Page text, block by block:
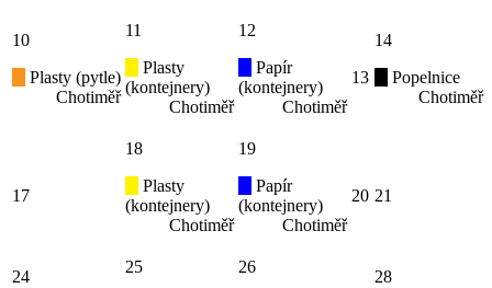
10
Plasty (pytle)
Chotiměř
11
Plasty
(kontejnery)
Chotiměř
12
Papír
(kontejnery)
Chotiměř
13
14
Popelnice
Chotiměř
17
18
Plasty
(kontejnery)
Chotiměř
19
Papír
(kontejnery)
Chotiměř
20 21
24
25
26
28